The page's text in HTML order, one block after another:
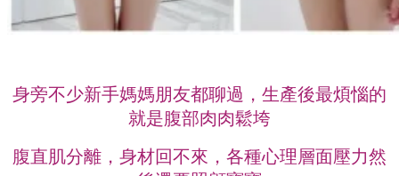
身旁不少新手媽媽朋友都聊過，生產後最煩惱的
就是腹部肉肉鬆垮
腹直肌分離，身材回不來，各種心理層面壓力然